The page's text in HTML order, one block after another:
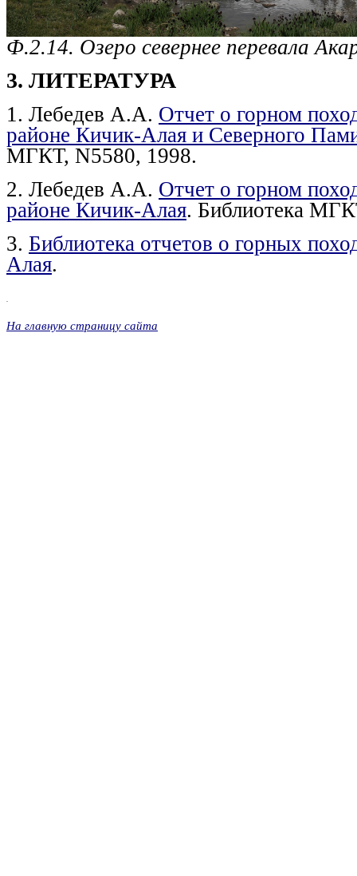
Ф.2.14. Озеро севернее перевала
3. ЛИТЕРАТУРА
1. Лебедев А.А. Отчет о горном
районе Кичик-Алая и Северного
МГКТ, N5580, 1998.
2. Лебедев А.А. Отчет о горном
районе Кичик-Алая. Библиотека
3. Библиотека отчетов о горных
Алая.
.
На главную страницу сайта